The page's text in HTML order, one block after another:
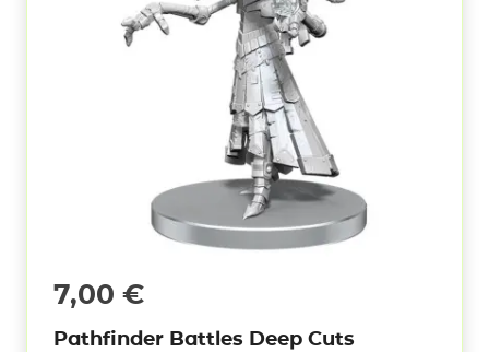
7,00 €
Pathfinder Battles Deep Cuts